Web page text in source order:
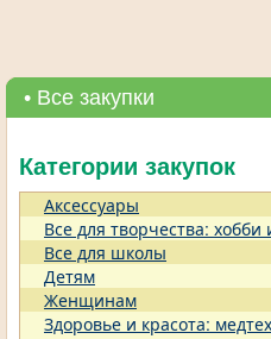
• Все закупки
Категории закупок
Аксессуары
Все для творчества: хобби
Все для школы
Детям
Женщинам
Здоровье и красота: